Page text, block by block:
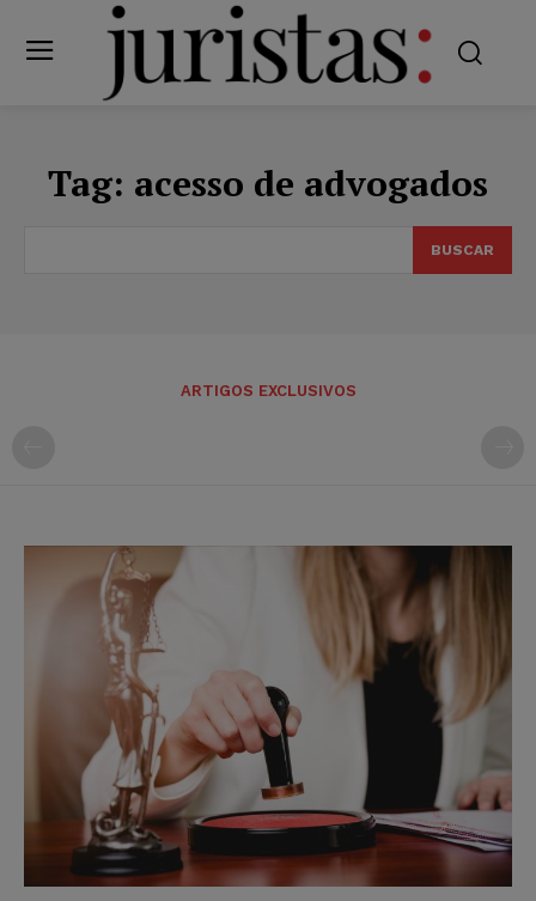
Tag: acesso de advogados
BUSCAR
ARTIGOS EXCLUSIVOS